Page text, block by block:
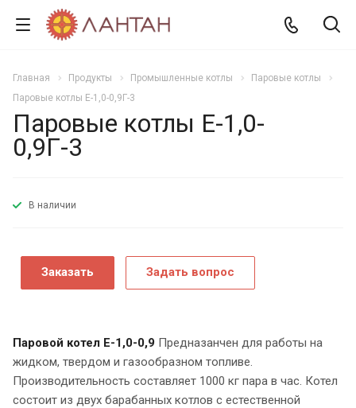
Главная Продукты Промышленные котлы
Паровые котлы
Паровые котлы Е-1,0-0,9Г-3
Паровые котлы Е-1,0-
0,9Г-3
В наличии
Заказать Задать вопрос
Паровой котел Е-1,0-0,9 Предназанчен для работы на
жидком, твердом и газообразном топливе.
Производительность составляет 1000 кг пара в час. Котел
состоит из двух барабанных котлов с естественной